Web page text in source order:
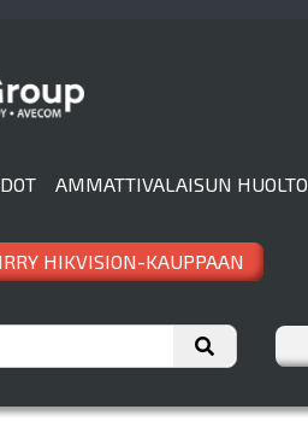
AMMATTIVALAISUN HUOLTO
HIKVISION-KAUPPAAN